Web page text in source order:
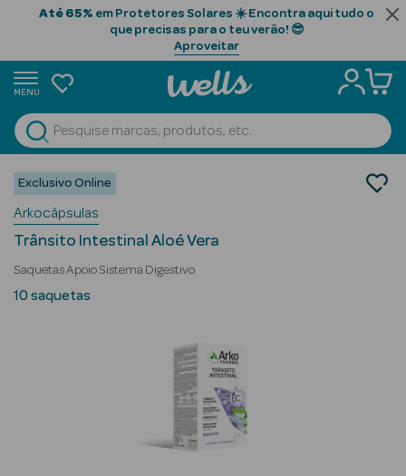
Até 65% em Protetores Solares ☀️ Encontra aqui tudo o
que precisas para o teu verão! 😎
Aproveitar
MENU
Ver Tudo
Beauty Season
Cabelo
Beauty Season
Nutrição e Suplementos
Sistema Digestivo
Exclusivo Online
Arkocápsulas
Trânsito Intestinal Aloé Vera
Saquetas Apoio Sistema Digestivo
10 saquetas